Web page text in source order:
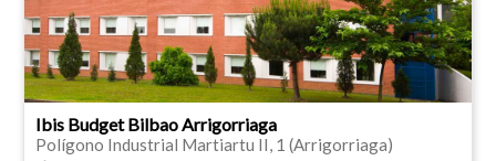
Ibis Budget Bilbao Arrigorriaga
Polígono Industrial Martiartu II, 1 (Arrigorriaga)